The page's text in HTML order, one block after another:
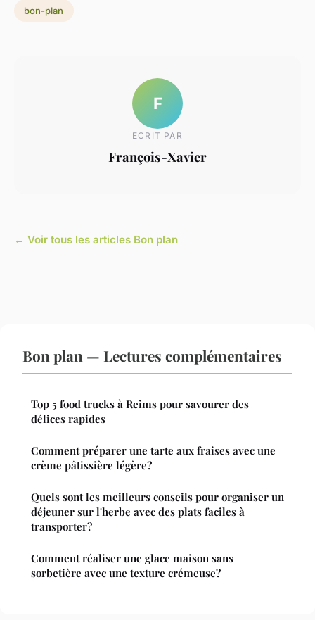
bon-plan
F
ECRIT PAR
François-Xavier
← Voir tous les articles Bon plan
Bon plan — Lectures complémentaires
Top 5 food trucks à Reims pour savourer des
délices rapides
Comment préparer une tarte aux fraises avec une
crème pâtissière légère?
Quels sont les meilleurs conseils pour organiser un
déjeuner sur l'herbe avec des plats faciles à
transporter?
Comment réaliser une glace maison sans
sorbetière avec une texture crémeuse?